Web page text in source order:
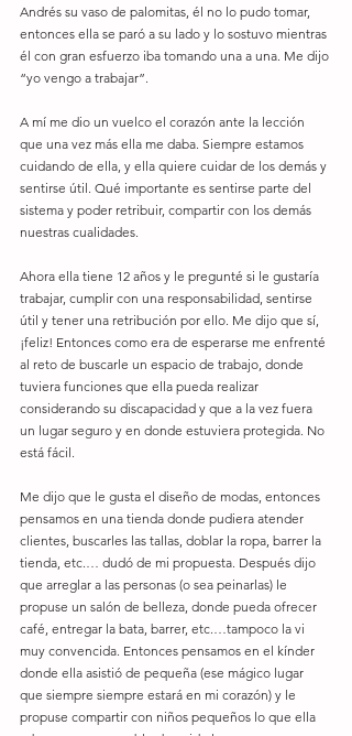
Andrés su vaso de palomitas, él no lo pudo tomar,
entonces ella se paró a su lado y lo sostuvo mientras
él con gran esfuerzo iba tomando una a una. Me dijo
“yo vengo a trabajar”.
A mí me dio un vuelco el corazón ante la lección
que una vez más ella me daba. Siempre estamos
cuidando de ella, y ella quiere cuidar de los demás y
sentirse útil. Qué importante es sentirse parte del
sistema y poder retribuir, compartir con los demás
nuestras cualidades.
Ahora ella tiene 12 años y le pregunté si le gustaría
trabajar, cumplir con una responsabilidad, sentirse
útil y tener una retribución por ello. Me dijo que sí,
¡feliz! Entonces como era de esperarse me enfrenté
al reto de buscarle un espacio de trabajo, donde
tuviera funciones que ella pueda realizar
considerando su discapacidad y que a la vez fuera
un lugar seguro y en donde estuviera protegida. No
está fácil.
Me dijo que le gusta el diseño de modas, entonces
pensamos en una tienda donde pudiera atender
clientes, buscarles las tallas, doblar la ropa, barrer la
tienda, etc.… dudó de mi propuesta. Después dijo
que arreglar a las personas (o sea peinarlas) le
propuse un salón de belleza, donde pueda ofrecer
café, entregar la bata, barrer, etc.…tampoco la vi
muy convencida. Entonces pensamos en el kínder
donde ella asistió de pequeña (ese mágico lugar
que siempre siempre estará en mi corazón) y le
propuse compartir con niños pequeños lo que ella